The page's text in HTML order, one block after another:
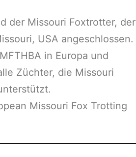
der Missouri Foxtrotter, der
USA angeschlossen.
in Europa und
Züchter, die Missouri
Missouri Fox Trotting